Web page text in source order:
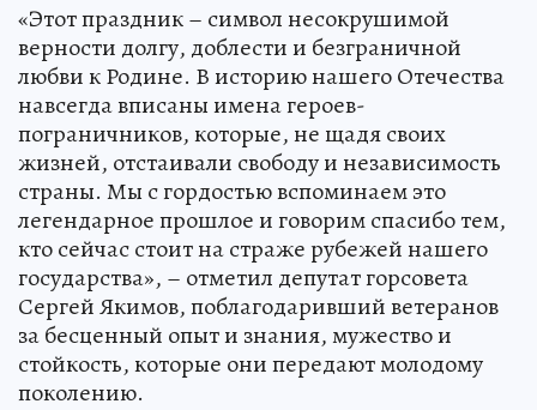
«Этот праздник – символ несокрушимой
верности долгу, доблести и безграничной
любви к Родине. В историю нашего Отечества
навсегда вписаны имена героев-
пограничников, которые, не щадя своих
жизней, отстаивали свободу и независимость
страны. Мы с гордостью вспоминаем это
легендарное прошлое и говорим спасибо тем,
кто сейчас стоит на страже рубежей нашего
государства», – отметил депутат горсовета
Сергей Якимов, поблагодаривший ветеранов
за бесценный опыт и знания, мужество и
стойкость, которые они передают молодому
поколению.